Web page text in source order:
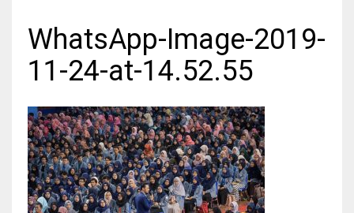
WhatsApp-Image-2019-
11-24-at-14.52.55